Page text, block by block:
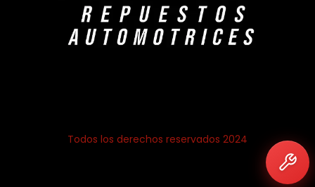
Todos los derechos reservados 2024